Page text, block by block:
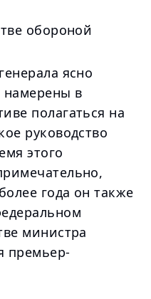
обороной
ясно
намерены в
полагаться на
руководство
этого
года он также
министра
премьер-